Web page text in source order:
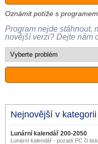
Oznámit potíže s programem
Program nejde stáhnout,
novější verzi? Dejte nám
Nejnovější v kategorii
Lunární kalendář 200-2050
Lunární kalendář - pozadí PC či